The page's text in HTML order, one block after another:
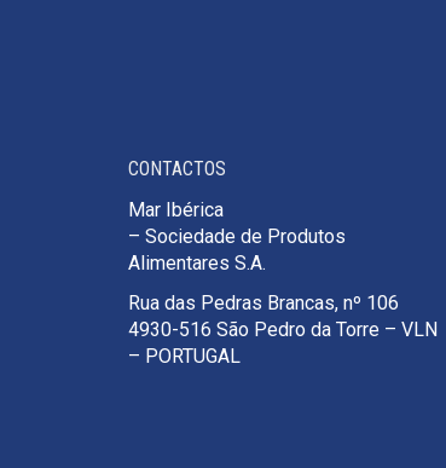
CONTACTOS
Mar Ibérica
– Sociedade de Produtos
Alimentares S.A.
Rua das Pedras Brancas, nº 106
4930-516 São Pedro da Torre – VLN
– PORTUGAL